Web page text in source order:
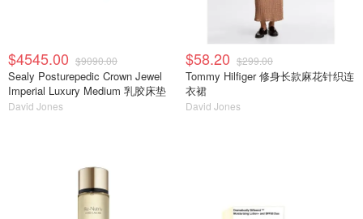
$4545.00 $9090.00
Sealy Posturepedic Crown Jewel
Imperial Luxury Medium 乳胶床垫
David Jones
$58.20 $299.00
Tommy Hilfiger 修身长款麻花针织连
衣裙
David Jones